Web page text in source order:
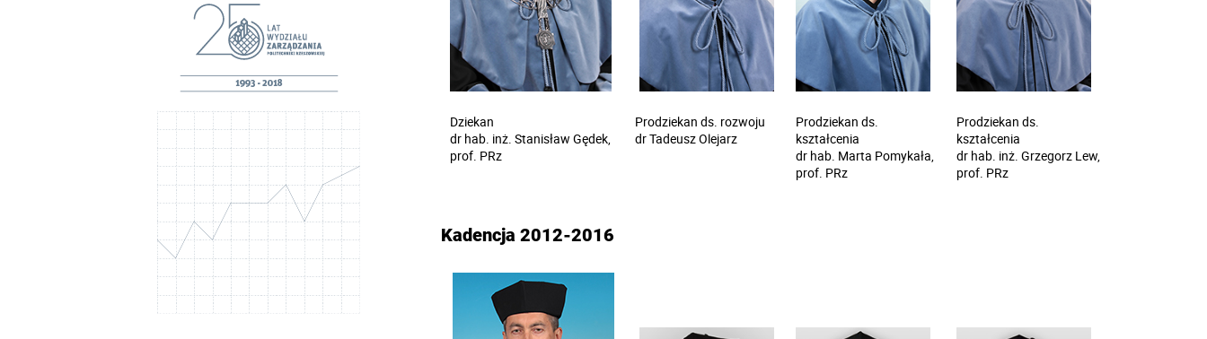
Dziekan
dr hab. inż. Stanisław Gędek,
prof. PRz
Prodziekan ds. rozwoju
dr Tadeusz Olejarz
Prodziekan ds.
kształcenia
dr hab. Marta Pomykała,
prof. PRz
Prodziekan ds.
kształcenia
dr hab. inż. Grzegorz Lew,
prof. PRz
Kadencja 2012-2016